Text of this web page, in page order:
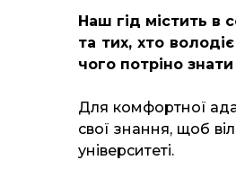
Наш гід містить в
та тих, хто
чого потріно
Для комфортної
свої знання, щоб
університеті.